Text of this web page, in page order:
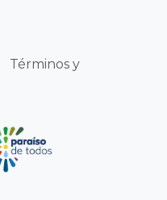
Términos y